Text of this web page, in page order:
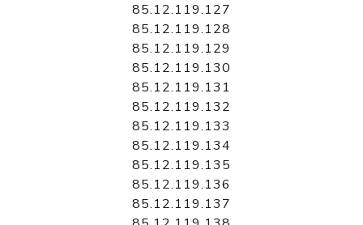
85.12.119.127
85.12.119.128
85.12.119.129
85.12.119.130
85.12.119.131
85.12.119.132
85.12.119.133
85.12.119.134
85.12.119.135
85.12.119.136
85.12.119.137